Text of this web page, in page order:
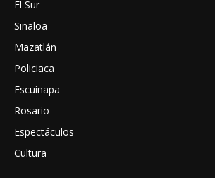
El Sur
Sinaloa
Mazatlán
Policiaca
Escuinapa
Rosario
Espectáculos
Cultura